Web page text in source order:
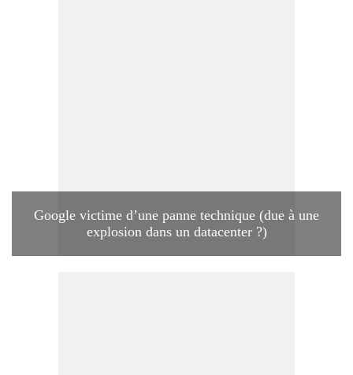
Google victime d’une panne technique (due à une
explosion dans un datacenter ?)